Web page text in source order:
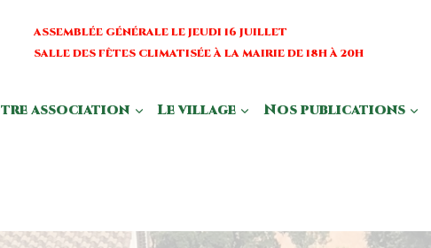
ASSEMBLÉE GÉNÉRALE LE JEUDI 16 JUILLET
SALLE DES FÊTES CLIMATISÉE À LA MAIRIE DE 18H À 20H
association Le village Nos publications